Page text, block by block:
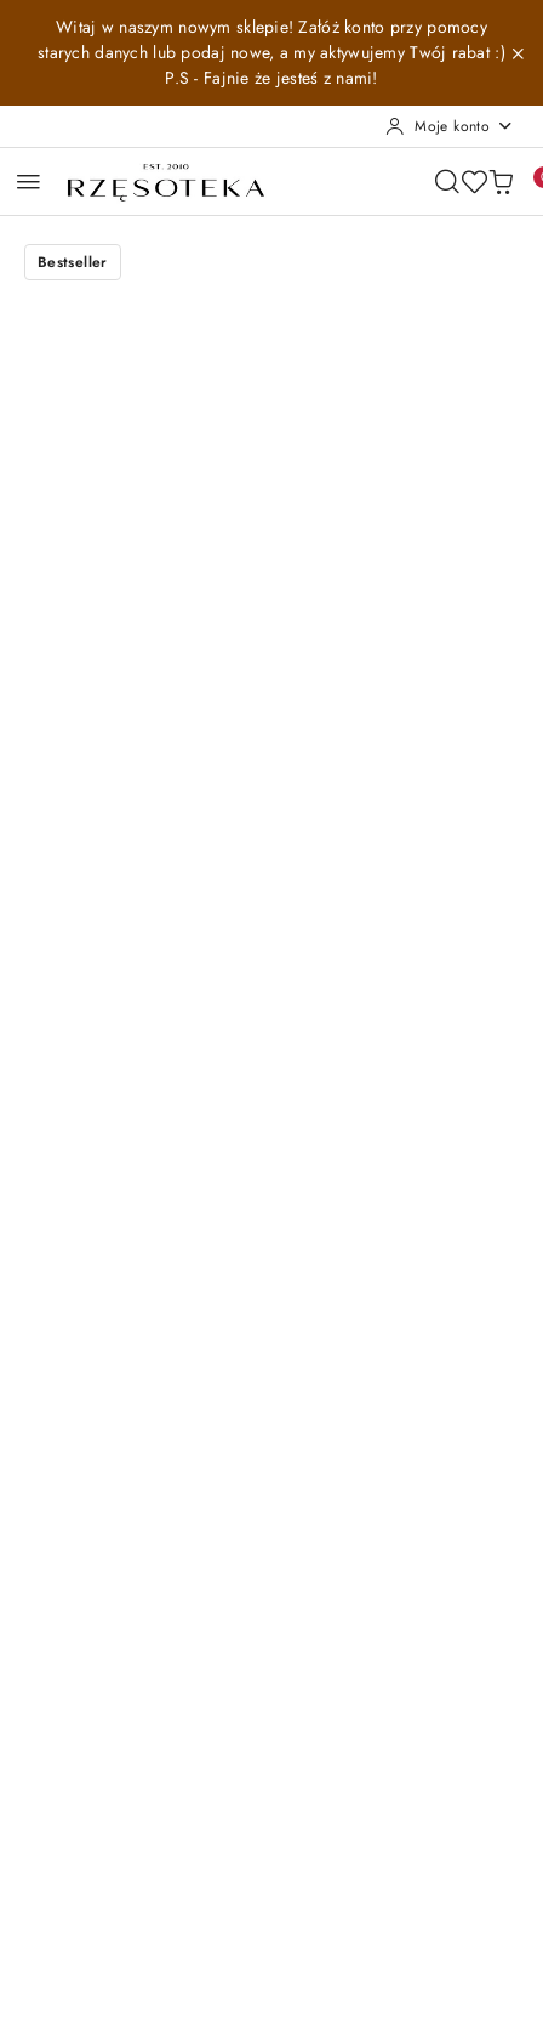
Przejdź do treści głównej
Przejdź do wyszukiwarki
Przejdź do moje konto
Przejdź do menu głównego
Przejdź do opisu produktu
Przejdź do stopki
Witaj w naszym nowym sklepie! Załóż konto przy pomocy
starych danych lub podaj nowe, a my aktywujemy Twój rabat :)
P.S - Fajnie że jesteś z nami!
Moje konto
Bestseller